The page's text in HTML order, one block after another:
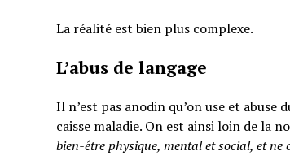
La réalité est bien plus complexe.
L’abus de langage
Il n’est pas anodin qu’on use et abuse
caisse maladie. On est ainsi loin de la
bien-être physique, mental et social, et ne